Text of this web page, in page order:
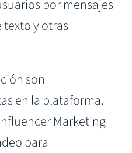
por mensajes
texto y otras
son
en la plataforma.
Marketing
para